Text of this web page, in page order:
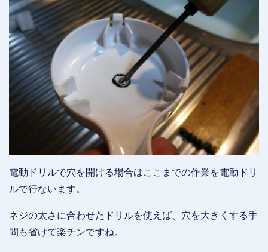
電動ドリルで穴を開ける場合はここまでの作業を電動ドリ
ルで行ないます。
ネジの太さに合わせたドリルを使えば、穴を大きくする手
間も省けて楽チンですね。